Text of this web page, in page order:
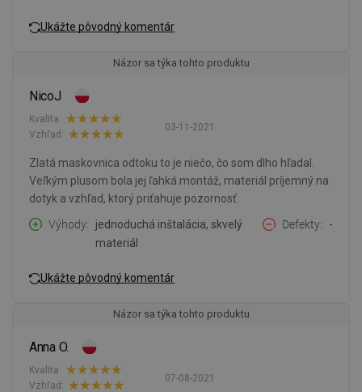
Ukážte pôvodný komentár
Názor sa týka tohto produktu
NicoJ
03-11-2021
Kvalita:
Vzhľad:
Zlatá maskovnica odtoku to je niečo, čo som dlho hľadal.
Veľkým plusom bola jej ľahká montáž, materiál príjemný na
dotyk a vzhľad, ktorý priťahuje pozornosť.
Výhody
jednoduchá inštalácia, skvelý
materiál
Defekty -
Ukážte pôvodný komentár
Názor sa týka tohto produktu
Anna O.
07-08-2021
Kvalita:
Vzhľad: